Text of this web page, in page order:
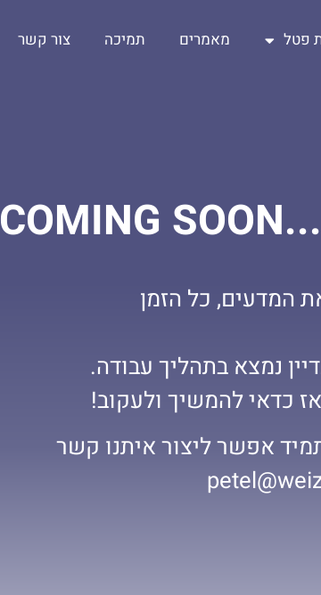
פטל מאמרים תמיכה צור קשר
COMING SOON...
המדעים, כל הזמן
נמצא בתהליך עבודה.
כדאי להמשיך ולעקוב!
אפשר ליצור איתנו קשר